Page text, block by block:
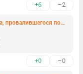
+6 –2
В реке Тосна продолжают искать мальчика, провалившегося под лед две недели назад
+0 –0